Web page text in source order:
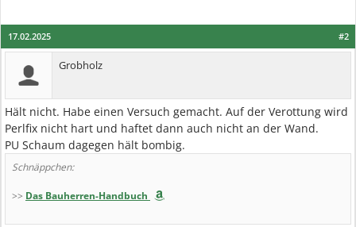
#2
17.02.2025
Grobholz
Hält nicht. Habe einen Versuch gemacht. Auf der Verottung wird
Perlfix nicht hart und haftet dann auch nicht an der Wand.
PU Schaum dagegen hält bombig.
Schnäppchen:
>> Das Bauherren-Handbuch